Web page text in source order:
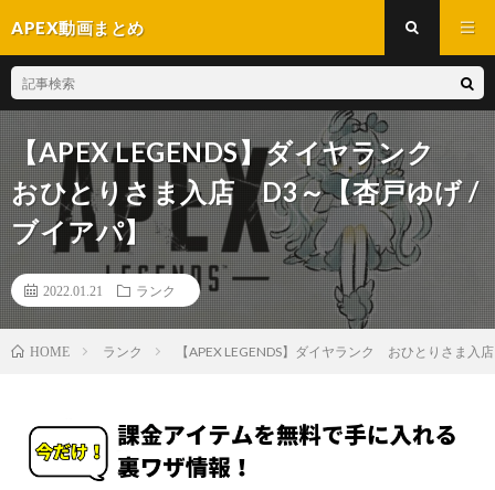
APEX動画まとめ
【APEX LEGENDS】ダイヤランク
おひとりさま入店 D3～【杏戸ゆげ /
ブイアパ】
2022.01.21 ランク
HOME ランク 【APEX LEGENDS】ダイヤランク おひとりさま